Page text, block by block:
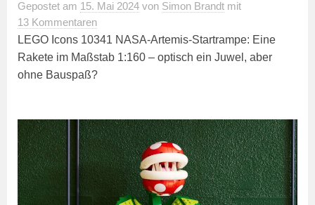
Gepostet am 15. Mai 2024 von Simon Brandt mit
13 Kommentaren
LEGO Icons 10341 NASA-Artemis-Startrampe: Eine
Rakete im Maßstab 1:160 – optisch ein Juwel, aber
ohne Bauspaß?